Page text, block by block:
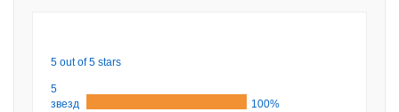
5 out of 5 stars
5
звезд
100%